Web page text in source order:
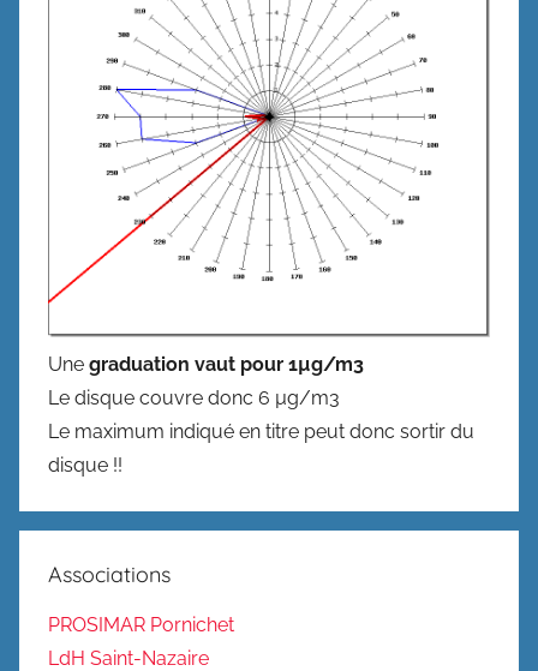
Une graduation vaut pour 1µg/m3
Le disque couvre donc 6 µg/m3
Le maximum indiqué en titre peut donc sortir du
disque !!
Associations
PROSIMAR Pornichet
LdH Saint-Nazaire